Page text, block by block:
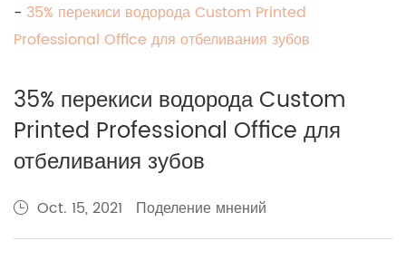
- 35% перекиси водорода Custom Printed
Professional Office для отбеливания зубов
35% перекиси водорода Custom
Printed Professional Office для
отбеливания зубов
Oct. 15, 2021 Поделение мнений